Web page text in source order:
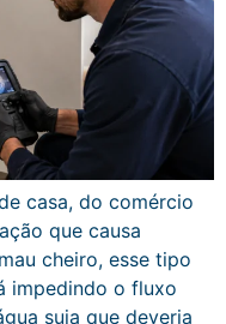
casa, do comércio
que causa
cheiro, esse tipo
impedindo o fluxo
suja que deveria